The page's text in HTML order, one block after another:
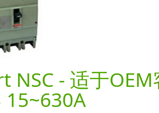
NSC - 适于
15~630A